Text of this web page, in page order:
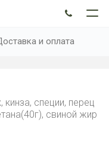
и оплата
кинза, специи, перец
свиной жир